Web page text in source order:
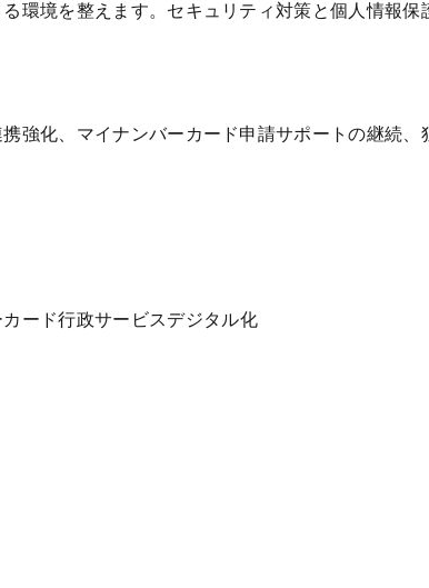
環境を整えます。セキュリティ対策と個人情報保
強化、マイナンバーカード申請サポートの継続
ード行政サービスデジタル化